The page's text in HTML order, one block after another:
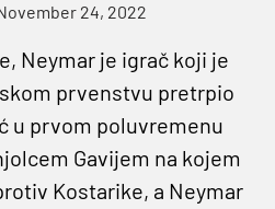
24, 2022
Neymar je igrač koji je
prvenstvu pretrpio
u prvom poluvremenu
Gavijem na kojem
Kostarike, a Neymar